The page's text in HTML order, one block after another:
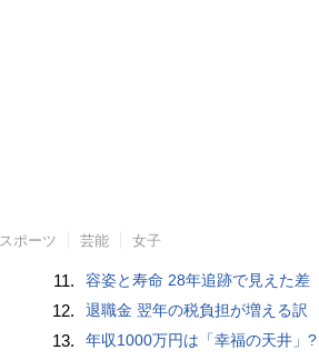
スポーツ 芸能 女子
11. 容姿と寿命 28年追跡で見えた差
12. 退職金 翌年の税負担が増える訳
13. 年収1000万円は「幸福の天井」?